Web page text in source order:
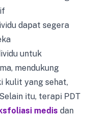
dapat segera
untuk
mendukung
kulit yang sehat,
itu, terapi PDT
medis dan